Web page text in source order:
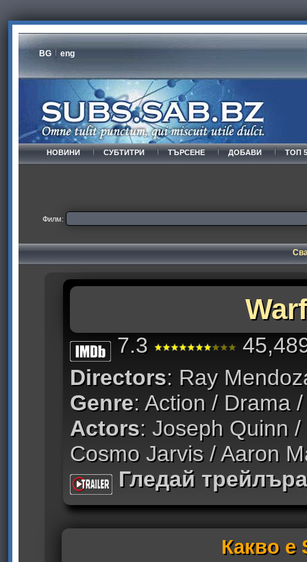
BG eng
НОВИНИ СУБТИТРИ ТЪРСЕНЕ ДОБАВИ ТОП
Филм:
7.3
Directors: Ray
Genre: Action / Drama
Actors: Joseph Quinn
Cosmo Jarvis / Aaron
Гледай трейлъра
Какво е